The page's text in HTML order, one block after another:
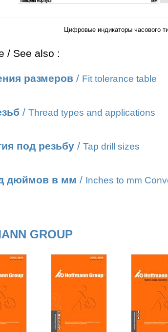
Цифровые индикаторы часового
/ See also :
размеров / Fit tolerance table
/ Thread types and applications
под резьбу / Tap drill sizes
дюймов в мм / Inches to mm
GROUP